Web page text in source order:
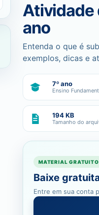
Atividade
ano
Entenda o que é
exemplos, dicas e
7º ano
Ensino
194 KB
Tamanho do
MATERIAL GRATUITO
Baixe
Entre em sua conta